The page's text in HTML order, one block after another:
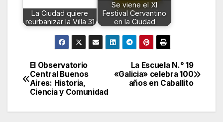
La Ciudad quiere
reurbanizar la Villa 31
Se viene el XI
Festival Cervantino
en la Ciudad
Navegación
de
entradas
La Escuela N.° 19
«Galicia» celebra 100
años en Caballito
El Observatorio
Central Buenos
Aires: Historia,
Ciencia y Comunidad